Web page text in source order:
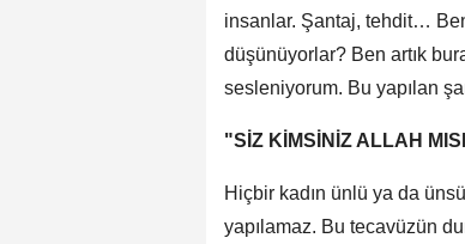
insanlar. Şantaj, tehdit…
düşünüyorlar? Ben artık
sesleniyorum. Bu yapılan
"SİZ KİMSİNİZ ALLAH
Hiçbir kadın ünlü ya da
yapılamaz. Bu tecavüzün